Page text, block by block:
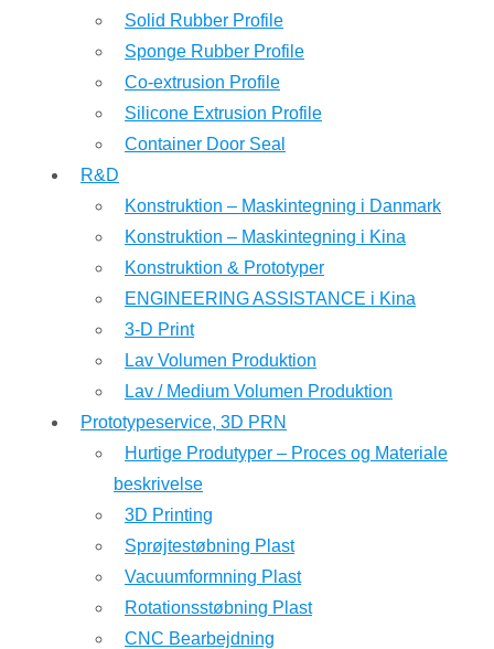
Solid Rubber Profile
Sponge Rubber Profile
Co-extrusion Profile
Silicone Extrusion Profile
Container Door Seal
R&D
Konstruktion – Maskintegning i Danmark
Konstruktion – Maskintegning i Kina
Konstruktion & Prototyper
ENGINEERING ASSISTANCE i Kina
3-D Print
Lav Volumen Produktion
Lav / Medium Volumen Produktion
Prototypeservice, 3D PRN
Hurtige Produtyper – Proces og Materiale
beskrivelse
3D Printing
Sprøjtestøbning Plast
Vacuumformning Plast
Rotationsstøbning Plast
CNC Bearbejdning